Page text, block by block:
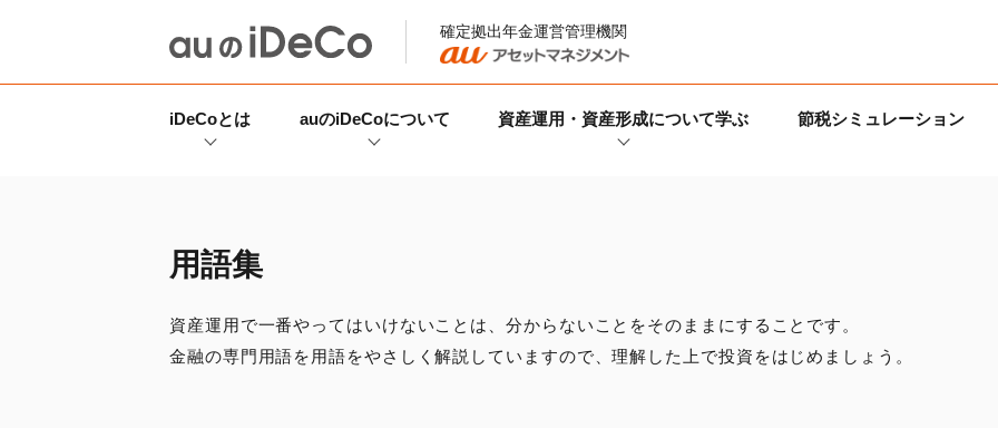
確定拠出年金運営管理機関
iDeCoとは auのiDeCoについて 資産運用・資産形成について学ぶ 節税シミュレーション
用語集
資産運用で一番やってはいけないことは、分からないことをそのままにすることです。
金融の専門用語を用語をやさしく解説していますので、理解した上で投資をはじめましょう。